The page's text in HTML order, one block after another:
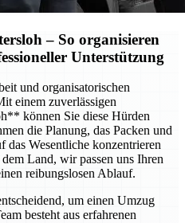
– So organisieren
Unterstützung
und organisatorischen
einem zuverlässigen
können Sie diese Hürden
die Planung, das Packen und
das Wesentliche konzentrieren
Land, wir passen uns Ihren
reibungslosen Ablauf.
um einen Umzug
besteht aus erfahrenen